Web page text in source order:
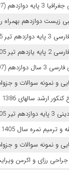
(1397 تا 1405)
زیست دوازدهم بهمراه
+ پاسخ
1405 + پاسخ
تا 1405)
سوالات و جزوات فارسی 3
سالهای 1386 تا 1404
+ پاسخ
ترمیم نمره سال 1405
سوالات و جزوات فارسی 2
و اکرمن ویرایش 11 یازدهم (سال